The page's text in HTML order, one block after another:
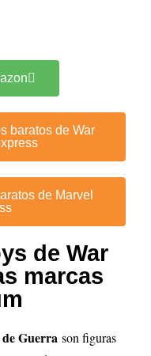
baratos de War
de Marvel
de War
marcas
de Guerrason figuras